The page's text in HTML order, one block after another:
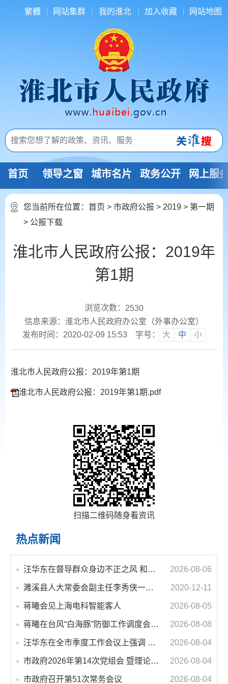
繁體 网站集群 我的淮北 加入收藏 网站地图
首页 领导之窗 城市名片 政务公开 网上服
您当前所在位置： 首页 > 市政府公报 > 2019 > 第一期
> 公报下载
淮北市人民政府公报：2019年
第1期
浏览次数： 2530
信息来源：淮北市人民政府办公室（外事办公室）
发布时间：2020-02-09 15:53
字号： 大 中 小
淮北市人民政府公报：2019年第1期
淮北市人民政府公报：2019年第1期.pdf
扫描二维码随身看资讯
热点新闻
汪华东在督导群众身边不正之风 和腐败问题集中整治工作时强调 以更高标准更实举措纵深推进集中整治 不断增强人民群众获得感幸福感安全感 2026-08-06
濉溪县人大常委会副主任李秀侠一行调研城乡客运一体化和治超工作 2020-12-11
蒋曦会见上海电科智能客人 2026-08-05
蒋曦在台风“白海豚”防御工作调度会上强调 牢固树立和践行正确政绩观 切实维护人民群众生命财产安全 2026-08-08
汪华东在全市季度工作会议上强调 锚定打好“三仗”任务和年度预期目标不动摇 在全市上下掀起比学赶超争先进位的攻坚热潮 2026-08-04
市政府2026年第14次党组会 暨理论学习中心组学习会议召开 蒋曦主持会议并讲话 2026-08-04
市政府召开第51次常务会议 2026-08-04